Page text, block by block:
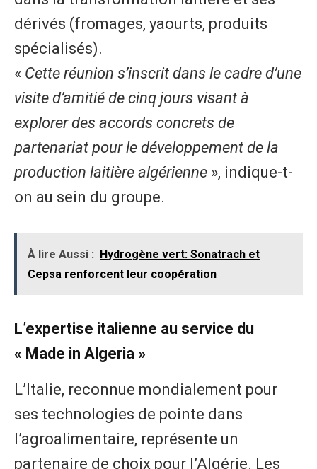
dérivés (fromages, yaourts, produits
spécialisés).
​« Cette réunion s’inscrit dans le cadre d’une
visite d’amitié de cinq jours visant à
explorer des accords concrets de
partenariat pour le développement de la
production laitière algérienne », indique-t-
on au sein du groupe.
À lire Aussi : Hydrogène vert: Sonatrach et
Cepsa renforcent leur coopération
​L’expertise italienne au service du
« Made in Algeria »
L’Italie, reconnue mondialement pour
ses technologies de pointe dans
l’agroalimentaire, représente un
partenaire de choix pour l’Algérie. Les